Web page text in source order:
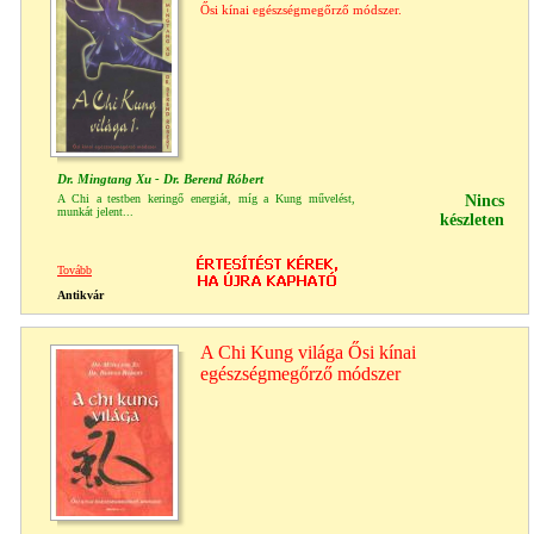
Ősi kínai egészségmegőrző módszer.
Dr. Mingtang Xu - Dr. Berend Róbert
A Chi a testben keringő energiát, míg a Kung művelést,
munkát jelent...
Nincs
készleten
Tovább
Antikvár
A Chi Kung világa Ősi kínai
egészségmegőrző módszer